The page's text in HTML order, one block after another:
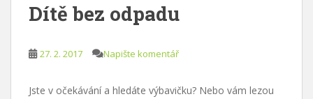
Dítě bez odpadu
27. 2. 2017 Napište komentář
Jste v očekávání a hledáte výbavičku? Nebo vám lezou